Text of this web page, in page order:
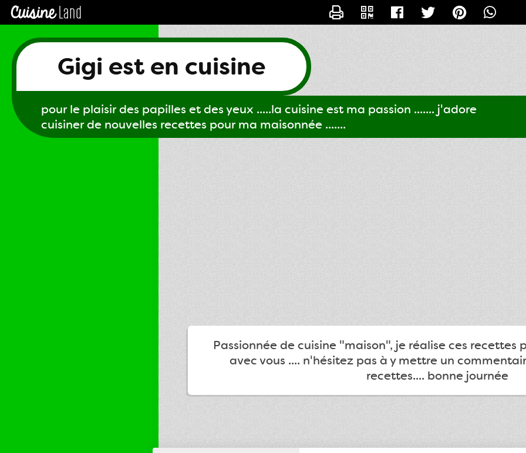
Gigi est en cuisine
pour le plaisir des papilles et des yeux .....la cuisine est ma passion ....... j'adore
cuisiner de nouvelles recettes pour ma maisonnée .......
Passionnée de cuisine "maison", je réalise ces recettes
avec vous .... n'hésitez pas à y mettre un
recettes.... bonne journée
CONTACTER GIGI61